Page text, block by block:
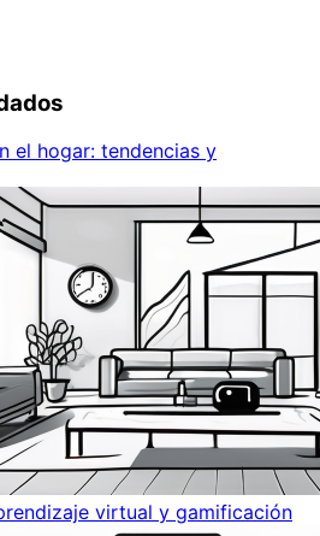
el hogar: tendencias y
virtual y gamificación